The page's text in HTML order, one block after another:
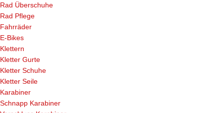
Rad Überschuhe
Rad Pflege
Fahrräder
E-Bikes
Klettern
Kletter Gurte
Kletter Schuhe
Kletter Seile
Karabiner
Schnapp Karabiner